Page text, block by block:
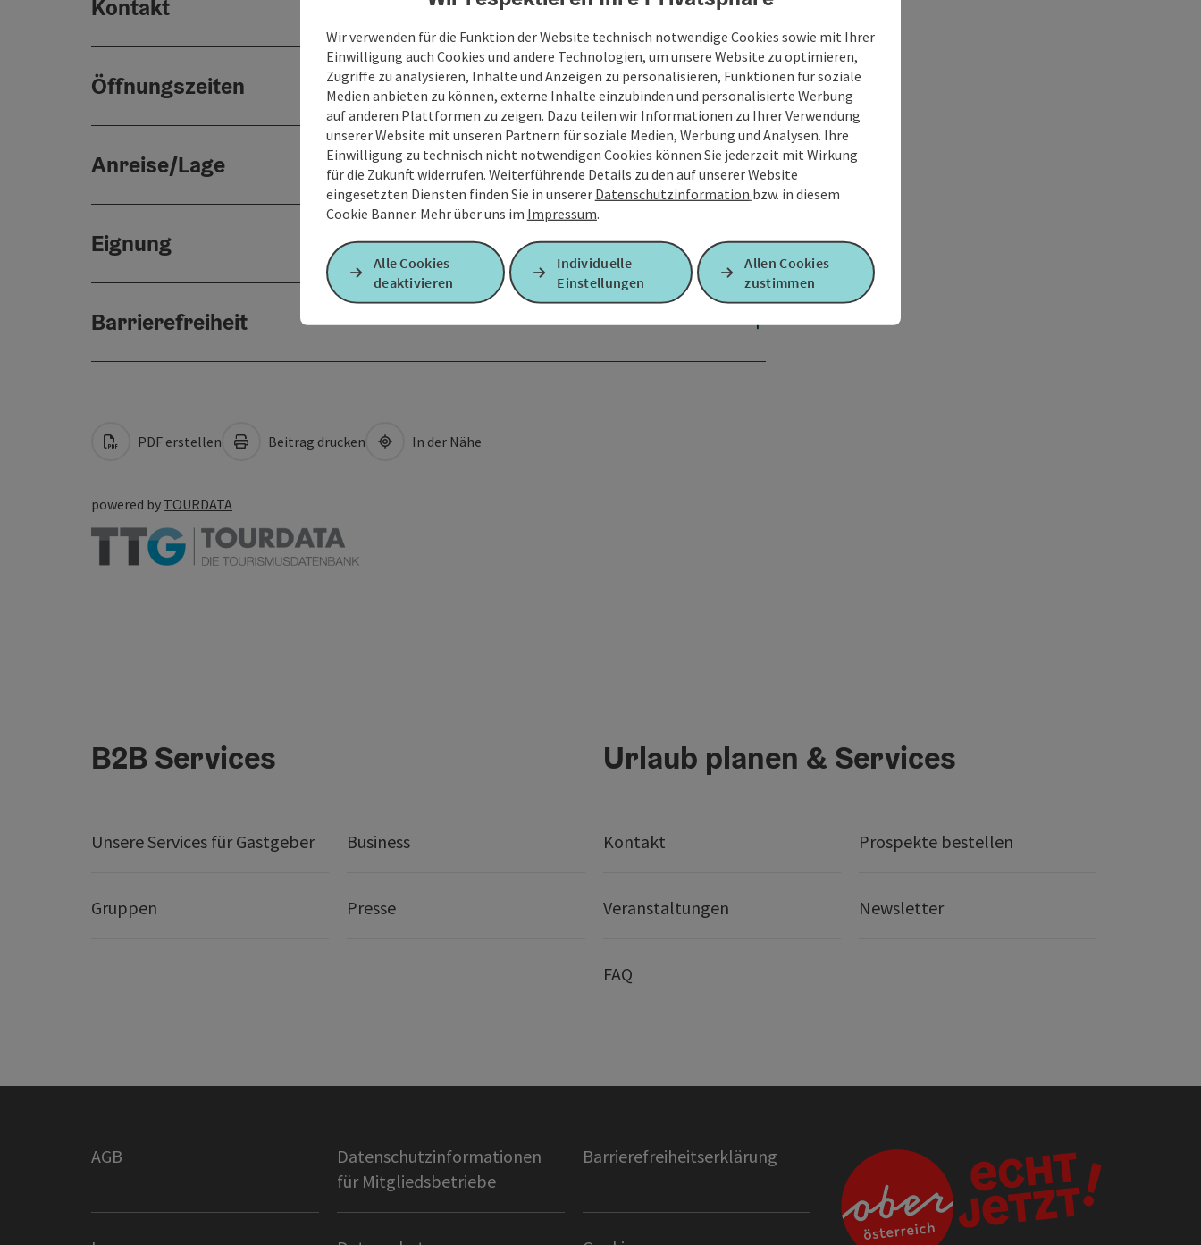
Kontakt
Öffnungszeiten
Anreise/Lage
Eignung
Barrierefreiheit
PDF erstellen Beitrag drucken In der Nähe
powered by TOURDATA
B2B Services
Unsere Services für Gastgeber Business
Gruppen Presse
Urlaub planen & Services
Kontakt Prospekte bestellen
Veranstaltungen Newsletter
FAQ
AGB
Datenschutzinformationen
für Mitgliedsbetriebe
Barrierefreiheitserklärung
Wir verwenden für die Funktion der Website technisch notwendige Cookies sowie mit Ihrer
Einwilligung auch Cookies und andere Technologien, um unsere Website zu optimieren,
Zugriffe zu analysieren, Inhalte und Anzeigen zu personalisieren, Funktionen für soziale
Medien anbieten zu können, externe Inhalte einzubinden und personalisierte Werbung
auf anderen Plattformen zu zeigen. Dazu teilen wir Informationen zu Ihrer Verwendung
unserer Website mit unseren Partnern für soziale Medien, Werbung und Analysen. Ihre
Einwilligung zu technisch nicht notwendigen Cookies können Sie jederzeit mit Wirkung
für die Zukunft widerrufen. Weiterführende Details zu den auf unserer Website
eingesetzten Diensten finden Sie in unserer Datenschutzinformation bzw. in diesem
Cookie Banner. Mehr über uns im Impressum.
Alle Cookies
deaktivieren
Individuelle
Einstellungen
Allen Cookies
zustimmen